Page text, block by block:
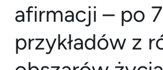
afirmacji – po 7
przykładów z